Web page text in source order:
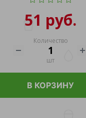
51 руб.
Количество
шт
В КОРЗИНУ